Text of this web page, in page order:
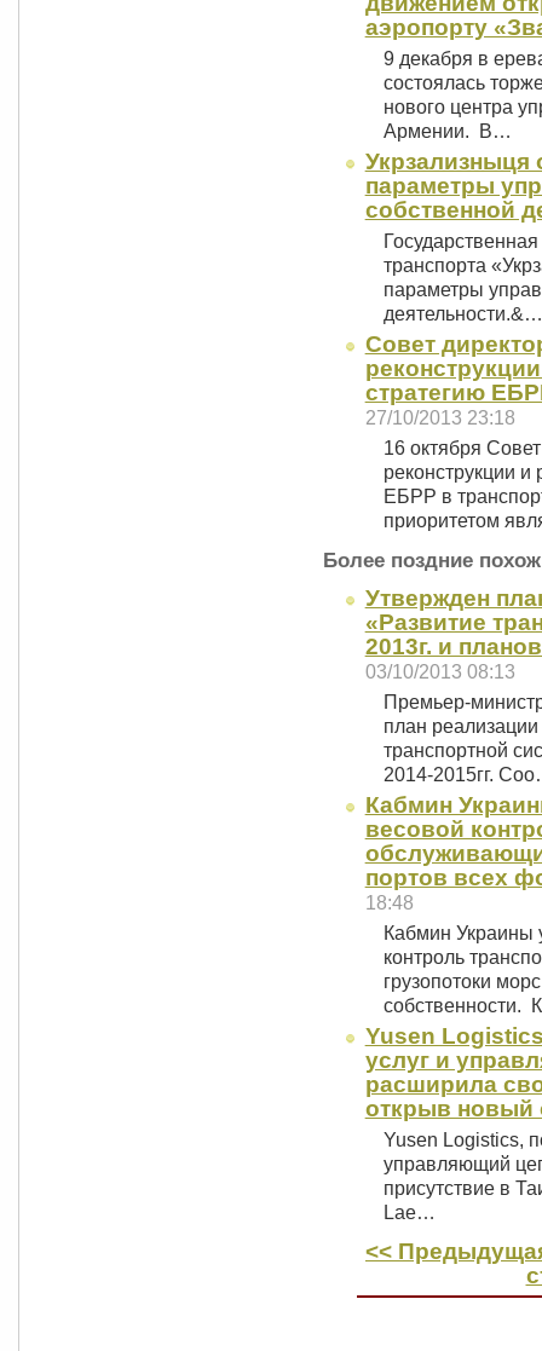
аэропорту
9 декабря в
состоялась
нового центра
Армении. В…
Укрзализныця
параметры
собственной
транспорта
параметры
деятельности.&…
Совет
стратегию
27/10/2013 23:18
16 октября
реконструкции
ЕБРР в
приоритетом
Более поздние
Утвержден
«Развитие
2013г. и
03/10/2013 08:13
Премьер-
план
транспортной
2014-2015гг.
Кабмин
весовой
портов всех
18:48
Кабмин Украины
контроль
грузопотоки
собственности.
Yusen
услуг и
расширила
открыв новый
Yusen Logistics,
управляющий
присутствие в
Lae…
<<